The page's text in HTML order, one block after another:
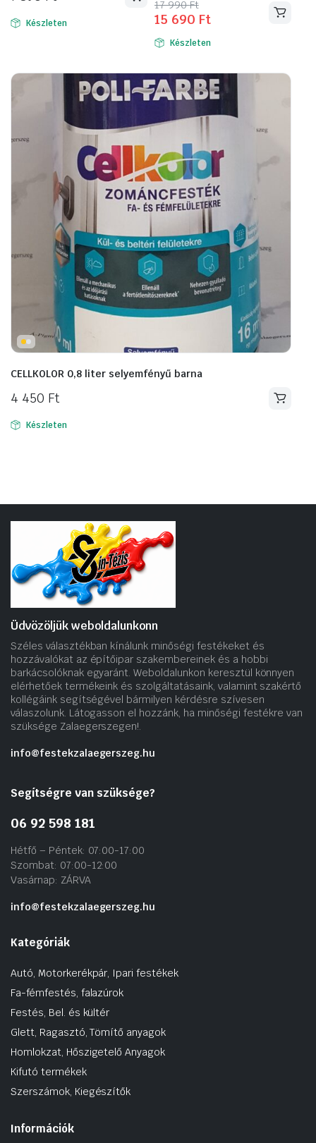
Készleten
17 990Ft
Original
price
was:
990 Ft.
15 690 Ft
Current
price
is:
690 Ft.
Ennek
a
több
variációja
van.
A
változatok
a
termékoldalon
választhatók
ki
Készleten
CELLKOLOR 0,8 liter selyemfényű barna
4 450 Ft
Készleten
Üdvözöljük weboldalunkonn
Széles választékban kínálunk minőségi festékeket és
hozzávalókat az építőipar szakembereinek és a hobbi
barkácsolóknak egyaránt. Weboldalunkon keresztül könnyen
elérhetőek termékeink és szolgáltatásaink, valamint szakértő
kollégáink segítségével bármilyen kérdésre szívesen
válaszolunk. Látogasson el hozzánk, ha minőségi festékre van
szüksége Zalaegerszegen!.
info@festekzalaegerszeg.hu
Segítségre van szüksége?
06 92 598 181
Hétfő – Péntek: 07:00-17:00
Szombat: 07:00-12:00
Vasárnap: ZÁRVA
info@festekzalaegerszeg.hu
Kategóriák
Autó, Motorkerékpár, Ipari festékek
Fa-fémfestés, falazúrok
Festés, Bel. és kültér
Glett, Ragasztó, Tömítő anyagok
Homlokzat, Hőszigetelő Anyagok
Kifutó termékek
Szerszámok, Kiegészítők
Információk